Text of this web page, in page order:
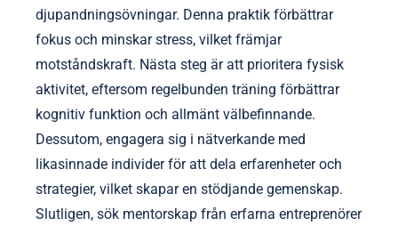
djupandningsövningar. Denna praktik förbättrar
fokus och minskar stress, vilket främjar
motståndskraft. Nästa steg är att prioritera fysisk
aktivitet, eftersom regelbunden träning förbättrar
kognitiv funktion och allmänt välbefinnande.
Dessutom, engagera sig i nätverkande med
likasinnade individer för att dela erfarenheter och
strategier, vilket skapar en stödjande gemenskap.
Slutligen, sök mentorskap från erfarna entreprenörer